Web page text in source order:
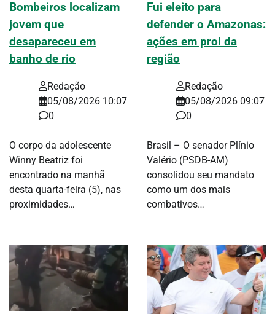
Bombeiros localizam
jovem que
desapareceu em
banho de rio
Redação
05/08/2026 10:07
0
O corpo da adolescente
Winny Beatriz foi
encontrado na manhã
desta quarta-feira (5), nas
proximidades…
Fui eleito para
defender o Amazonas:
ações em prol da
região
Redação
05/08/2026 09:07
0
Brasil – O senador Plínio
Valério (PSDB-AM)
consolidou seu mandato
como um dos mais
combativos…